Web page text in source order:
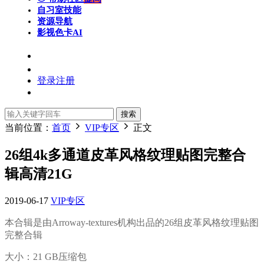
自习室技能
资源导航
影视色卡AI
登录注册
搜索
当前位置： 首页 VIP专区 正文
26组4k多通道皮革风格纹理贴图完整合
辑高清21G
2019-06-17 VIP专区
本合辑是由Arroway-textures机构出品的26组皮革风格纹理贴图
完整合辑
大小：21 GB压缩包